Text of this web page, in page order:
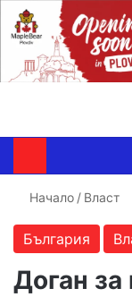
Начало / Власт
България
Доган за